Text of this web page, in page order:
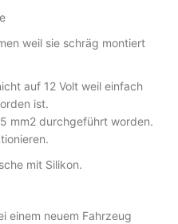
weil sie schräg montiert
auf 12 Volt weil einfach
ist.
mm2 durchgeführt worden.
mit Silikon.
einem neuem Fahrzeug